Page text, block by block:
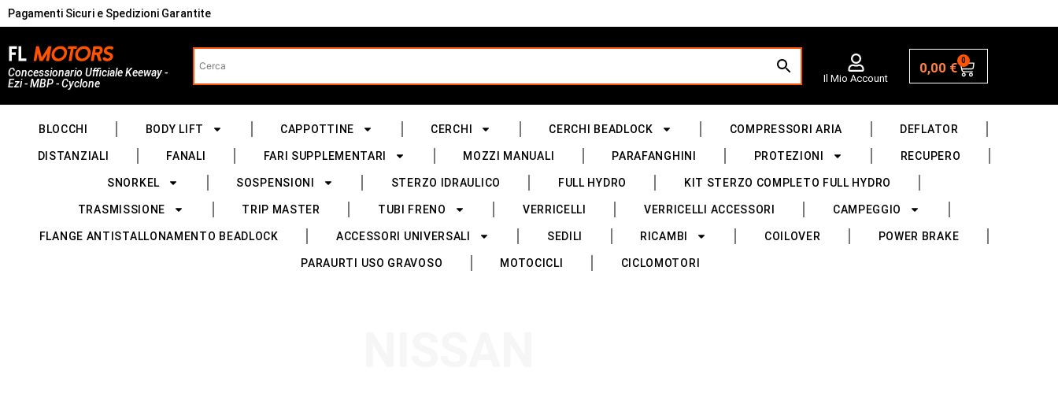
Pagamenti Sicuri e Spedizioni Garantite
Concessionario Ufficiale Keeway -
Ezi - MBP - Cyclone
Il Mio Account
0,00 € 0
BLOCCHI BODY LIFT CAPPOTTINE CERCHI CERCHI BEADLOCK COMPRESSORI ARIA DEFLATOR
DISTANZIALI FANALI FARI SUPPLEMENTARI MOZZI MANUALI PARAFANGHINI PROTEZIONI RECUPERO
SNORKEL SOSPENSIONI STERZO IDRAULICO FULL HYDRO KIT STERZO COMPLETO FULL HYDRO
TRASMISSIONE TRIP MASTER TUBI FRENO VERRICELLI VERRICELLI ACCESSORI CAMPEGGIO
FLANGE ANTISTALLONAMENTO BEADLOCK ACCESSORI UNIVERSALI SEDILI RICAMBI COILOVER POWER BRAKE
PARAURTI USO GRAVOSO MOTOCICLI CICLOMOTORI